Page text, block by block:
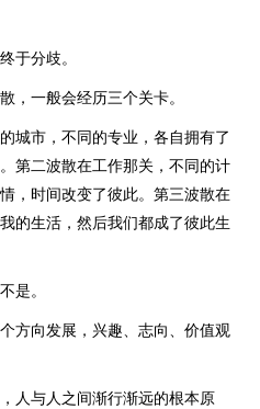
于分歧。
，一般会经历三个关卡。
城市，不同的专业，各自拥有了
第二波散在工作那关，不同的计
，时间改变了彼此。第三波散在
的生活，然后我们都成了彼此生
是。
方向发展，兴趣、志向、价值观
人与人之间渐行渐远的根本原